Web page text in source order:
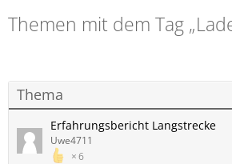
Themen mit dem Tag
Thema
Erfahrungsbericht Langstrecke
6
Uwe4711